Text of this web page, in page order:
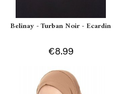
Belinay - Turban Noir - Ecardin
€8.99